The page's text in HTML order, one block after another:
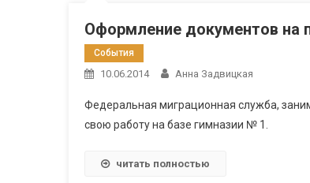
Оформление документов на
События
10.06.2014 Анна Задвицкая
Федеральная миграционная служба,
свою работу на базе гимназии № 1.
читать полностью